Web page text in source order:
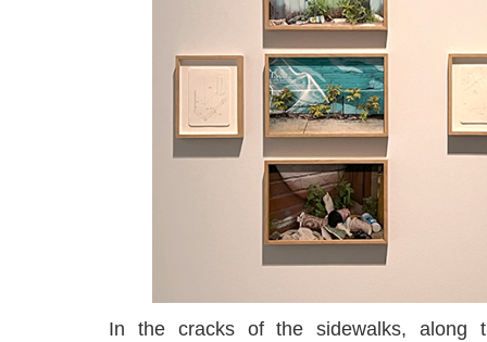
In the cracks of the sidewalks, along